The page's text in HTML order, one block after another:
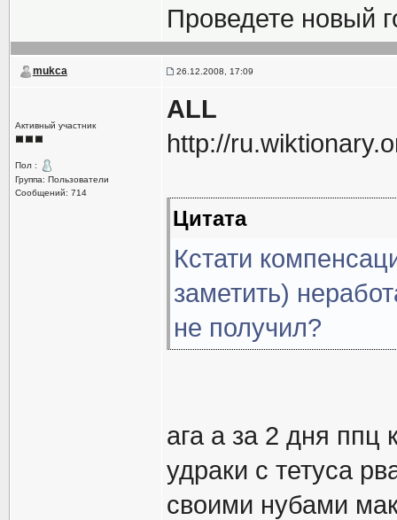
Проведете новый
mukca 26.12.2008, 17:09
Активный участник
Пол :
Группа: Пользователи
Сообщений: 714
ALL
http://
Цитата
Кстати
заметить)
не получил?
ага а за 2 дня ппц
удраки с тетуса
своими нубами